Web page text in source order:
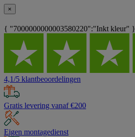
×
{ "7000000000003580220":"Inkt kleur" }
4,1/5 klantbeoordelingen
Gratis levering vanaf €200
Eigen montagedienst